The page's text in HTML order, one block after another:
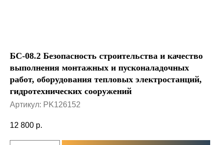
БС-08.2 Безопасность строительства и качество
выполнения монтажных и пусконаладочных
работ, оборудования тепловых электростанций,
гидротехнических сооружений
Артикул: PK126152
12 800 р.